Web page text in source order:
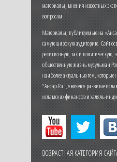
материалы, мнения известных
вопросам.
Материалы, публикуемые на
самую широкую аудиторию. Сайт
религиозную, так и политическую,
общественную жизнь мусульман
наиболее актуальных тем, которые
"Ансар.Ru", является развитие
исламских финансов и халяль-
ВОЗРАСТНАЯ КАТЕГОРИЯ